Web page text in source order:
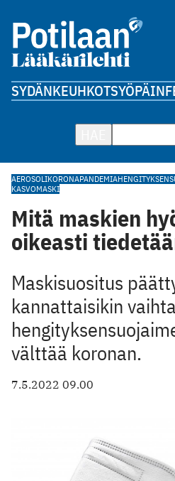
SYDÄNKEUHKOTSYÖPÄ
AEROSOLIKORONAPANDEMIA
KASVOMASKI
Mitä maskien
oikeasti
Maskisuositus
kannattaisikin
välttää koronan.
7.5.2022 09.00